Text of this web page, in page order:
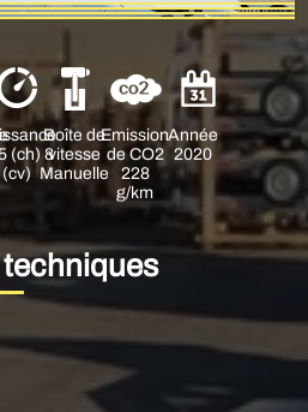
(ch) 8
(cv)
Boîte de
vitesse
Manuelle
Emission
de CO2
228
g/km
Année
2020